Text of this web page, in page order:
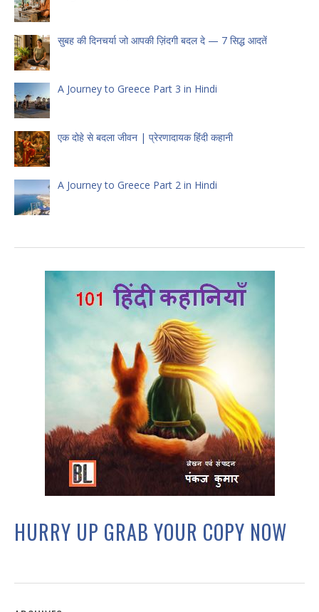
सुबह की दिनचर्या जो आपकी ज़िंदगी बदल दे — 7 सिद्ध आदतें
A Journey to Greece Part 3 in Hindi
एक दोहे से बदला जीवन | प्रेरणादायक हिंदी कहानी
A Journey to Greece Part 2 in Hindi
HURRY UP GRAB YOUR COPY NOW